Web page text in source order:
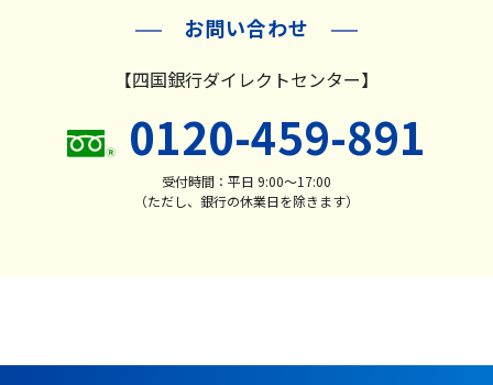
お問い合わせ
【四国銀行ダイレクトセンター】
0120-459-891
受付時間：平日 9:00〜17:00
（ただし、銀行の休業日を除きます）